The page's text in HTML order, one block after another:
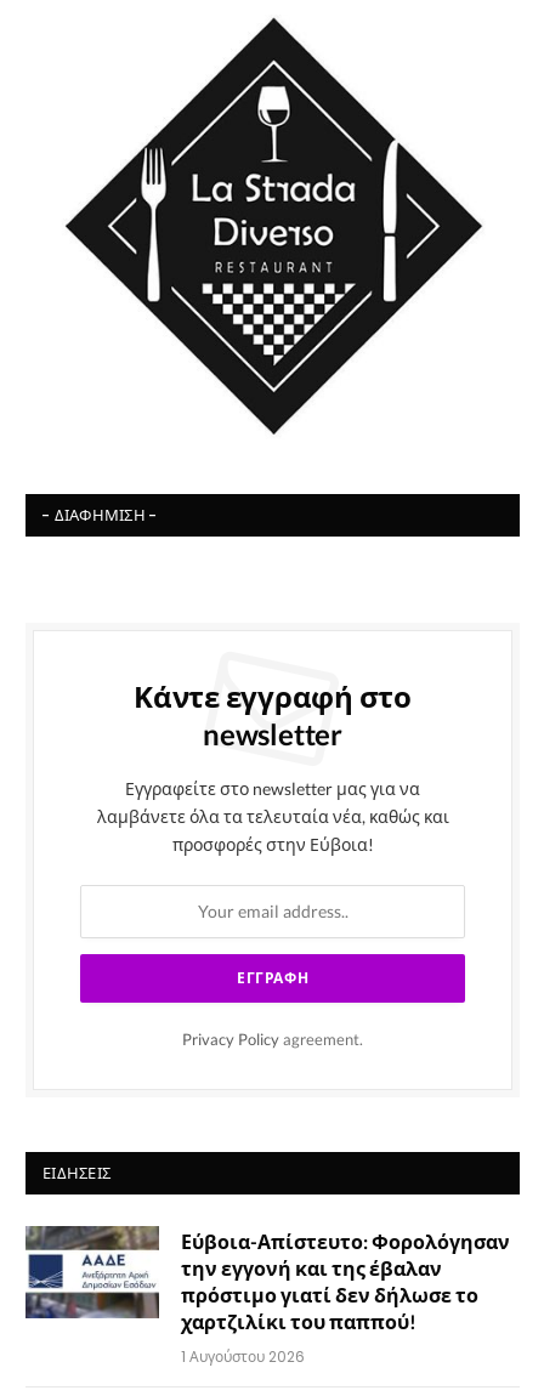
- ΔΙΑΦΉΜΙΣΗ -
Κάντε εγγραφή στο
newsletter
Εγγραφείτε στο newsletter μας για να
λαμβάνετε όλα τα τελευταία νέα, καθώς και
προσφορές στην Εύβοια!
Privacy Policy agreement.
ΕΙΔΉΣΕΙΣ
Εύβοια-Απίστευτο: Φορολόγησαν
την εγγονή και της έβαλαν
πρόστιμο γιατί δεν δήλωσε το
χαρτζιλίκι του παππού!
1 Αυγούστου 2026